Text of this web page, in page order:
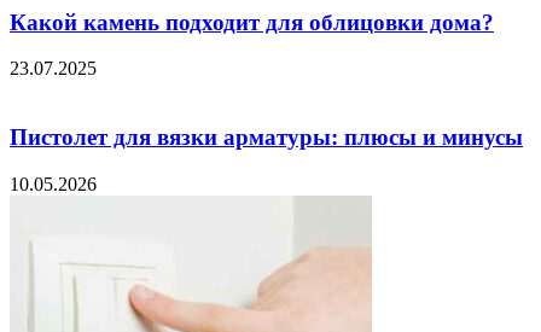
Какой камень подходит для облицовки дома?
23.07.2025
Пистолет для вязки арматуры: плюсы и минусы
10.05.2026